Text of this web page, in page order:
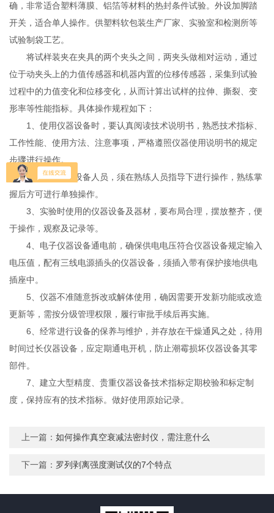
确，非常适合塑料薄膜、铝箔等材料的热封条件试验。外设加脚踏
开关，适合单人操作。供塑料软包装生产厂家、实验室和检测所等
试验制袋工艺。
将试样装夹在夹具的两个夹头之间，两夹头做相对运动，通过
位于动夹头上的力值传感器和机器内置的位移传感器，采集到试验
过程中的力值变化和位移变化，从而计算出试样的拉伸、撕裂、变
形率等性能指标。具体操作规程如下：
1、使用仪器设备时，要认真阅读技术说明书，熟悉技术指标、
工作性能、使用方法、注意事项，严格遵照仪器使用说明书的规定
步骤进行操作。
2、初次使用设备人员，须在熟练人员指导下进行操作，熟练掌
握后方可进行单独操作。
3、实验时使用的仪器设备及器材，要布局合理，摆放整齐，便
于操作，观察及记录等。
4、电子仪器设备通电前，确保供电电压符合仪器设备规定输入
电压值，配有三线电源插头的仪器设备，须插入带有保护接地供电
插座中。
5、仪器不准随意拆改或解体使用，确因需要开发新功能或改造
更新等，需按分级管理权限，履行审批手续后再实施。
6、经常进行设备的保养与维护，并存放在干燥通风之处，待用
时间过长仪器设备，应定期通电开机，防止潮霉损坏仪器设备其零
部件。
7、建立大型精度、贵重仪器设备技术指标定期校验和标定制
度，保持应有的技术指标。做好使用原始记录。
上一篇：如何操作真空衰减法密封仪，需注意什么
下一篇： 罗列剥离强度测试仪的7个特点